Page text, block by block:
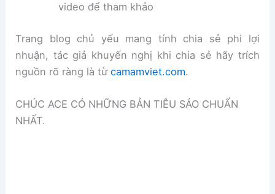
video để tham khảo
Trang blog chủ yếu mang tính chia sẻ phi lợi
nhuận, tác giả khuyến nghị khi chia sẻ hãy trích
nguồn rõ ràng là từcamamviet.com.
CHÚC ACE CÓ NHỮNG BẢN TIÊU SÁO CHUẨN
NHẤT.